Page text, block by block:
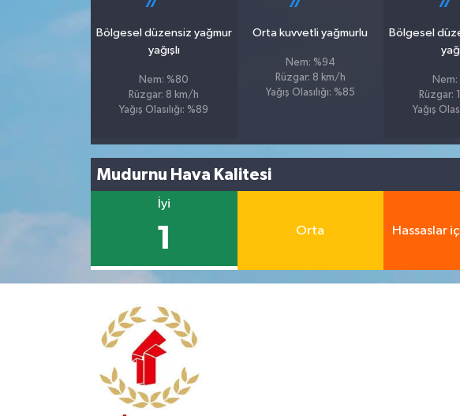
Bölgesel düzensiz yağmur
yağışlı
Nem: %80
Rüzgar: 8 km/h
Yağış Olasılığı: %89
Orta kuvvetli yağmurlu
Nem: %94
Rüzgar: 8 km/h
Yağış Olasılığı: %85
Bölgesel
Nem:
Rüzgar:
Yağış
Mudurnu Hava Kalitesi
İyi
1 Orta Hassaslar